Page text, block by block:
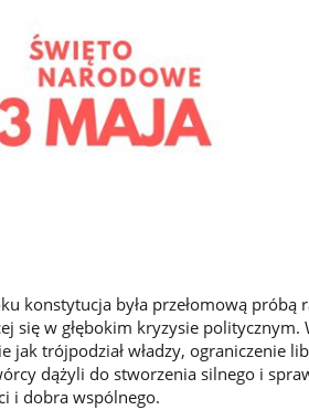
konstytucja była przełomową próbą
się w głębokim kryzysie politycznym.
jak trójpodział władzy, ograniczenie
dążyli do stworzenia silnego i
i dobra wspólnego.